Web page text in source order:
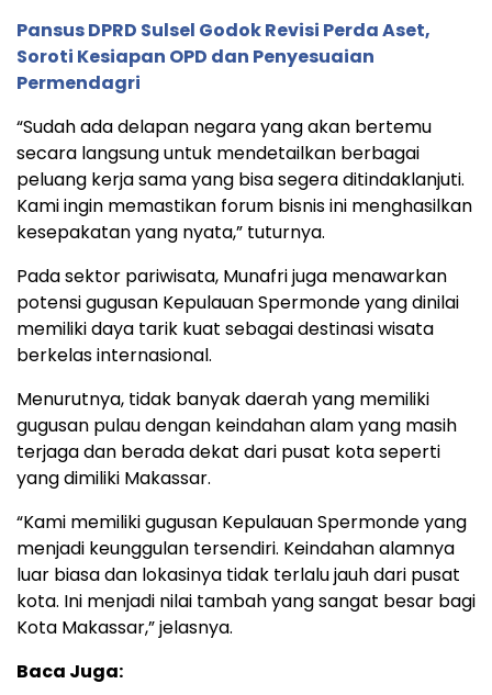
Pansus DPRD Sulsel Godok Revisi Perda Aset,
Soroti Kesiapan OPD dan Penyesuaian
Permendagri
“Sudah ada delapan negara yang akan bertemu
secara langsung untuk mendetailkan berbagai
peluang kerja sama yang bisa segera ditindaklanjuti.
Kami ingin memastikan forum bisnis ini menghasilkan
kesepakatan yang nyata,” tuturnya.
Pada sektor pariwisata, Munafri juga menawarkan
potensi gugusan Kepulauan Spermonde yang dinilai
memiliki daya tarik kuat sebagai destinasi wisata
berkelas internasional.
Menurutnya, tidak banyak daerah yang memiliki
gugusan pulau dengan keindahan alam yang masih
terjaga dan berada dekat dari pusat kota seperti
yang dimiliki Makassar.
“Kami memiliki gugusan Kepulauan Spermonde yang
menjadi keunggulan tersendiri. Keindahan alamnya
luar biasa dan lokasinya tidak terlalu jauh dari pusat
kota. Ini menjadi nilai tambah yang sangat besar bagi
Kota Makassar,” jelasnya.
Baca Juga: